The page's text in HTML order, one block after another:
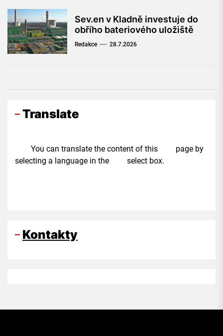
Sev.en v Kladně investuje do
obřího bateriového uložiště
Redakce 28.7.2026
Translate
You can translate the content of this page by
selecting a language in the select box.
Kontakty